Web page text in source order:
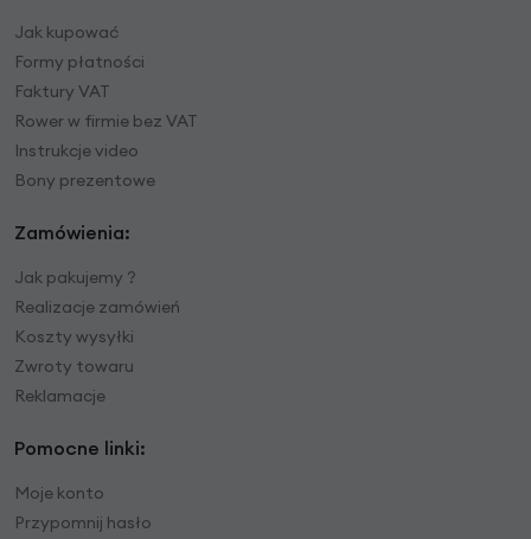
Jak kupować
Formy płatności
Faktury VAT
Rower w firmie bez VAT
Instrukcje video
Bony prezentowe
Zamówienia:
Jak pakujemy ?
Realizacje zamówień
Koszty wysyłki
Zwroty towaru
Reklamacje
Pomocne linki:
Moje konto
Przypomnij hasło